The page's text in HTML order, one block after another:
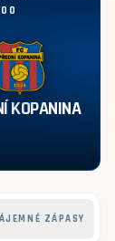
KOPANINA
ZÁPASY